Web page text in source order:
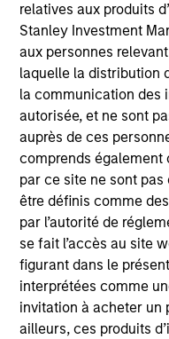
relatives aux produits
Stanley Investment
aux personnes
laquelle la distribution
la communication des
autorisée, et ne sont
auprès de ces
comprends également
par ce site ne sont
être définis comme
par l’autorité de
se fait l’accès au site
figurant dans le
interprétées comme
invitation à acheter un
ailleurs, ces produits
Investment Officer of
Partners (MSIP).
since inception and
for over 20 years.
headed Morgan
and infrastructure
Banking Division,
privatizations and
in Europe and the
Firm’s German office,
public transportation
Markus has a legal
universities of
wrote his doctoral
University in Berlin.